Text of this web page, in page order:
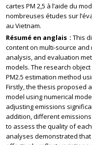
cartes PM 2,5 à l’aide du
nombreuses études sur
au Vietnam.
Résumé en anglais
This
content on multi-source
analysis, and evaluation
models. The research
PM2.5 estimation method
Firstly, the thesis proposed
model using numerical
adjusting emissions
addition, different
to assess the quality of
analyses demonstrated